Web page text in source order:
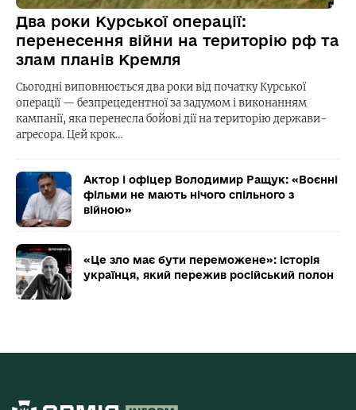
Два роки Курської операції:
перенесення війни на територію рф та
злам планів Кремля
Сьогодні виповнюється два роки від початку Курської
операції — безпрецедентної за задумом і виконанням
кампанії, яка перенесла бойові дії на територію держави-
агресора. Цей крок…
Актор і офіцер Володимир Ращук: «Воєнні
фільми не мають нічого спільного з
війною»
«Це зло має бути переможене»: історія
українця, який пережив російський полон